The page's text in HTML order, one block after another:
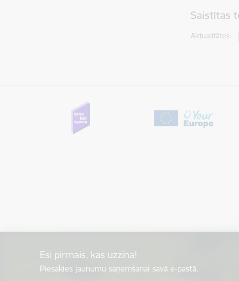
Saistītas
Aktualitātes:
Esi pirmais, kas uzzina!
Piesakies jaunumu saņemšanai savā e-pastā.